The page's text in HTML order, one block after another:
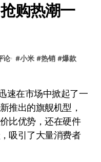
购热潮一
论 #小米 #热销 #爆款
推出的旗舰机型，
比优势，还在硬件
吸引了大量消费者